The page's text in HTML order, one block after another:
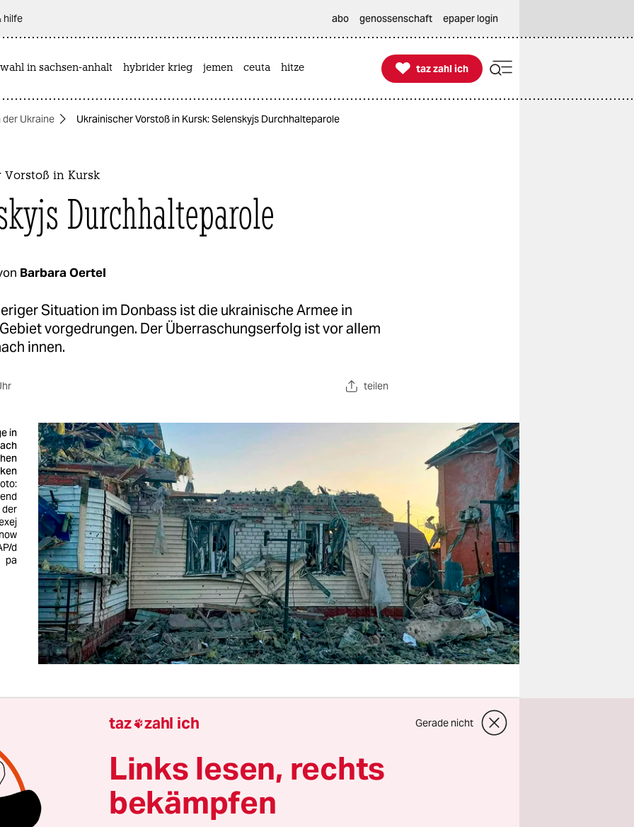
hilfe abo genossenschaft epaper login
in sachsen-anhalt hybrider krieg jemen ceuta hitze 
taz zahl ich
taz zahl ich
der Ukraine Ukrainischer Vorstoß in Kursk: Selenskyjs Durchhalteparole
Vorstoß in Kursk
Durchhalteparole
Barbara Oertel
Situation im Donbass ist die ukrainische Armee in
vorgedrungen. Der Überraschungserfolg ist vor allem
innen.
teilen
in
der
d
pa
ist immer noch für eine Überraschung gut – trotz
äußerst schwierigen Situation im Donbass, einer zu
Teilen zerstörten kritischen Infrastruktur,
personeller Ressourcen in der Armee sowie
der westlichen Verbündeten: Berichten
taz zahl ich Gerade nicht
Links lesen, rechts
bekämpfen